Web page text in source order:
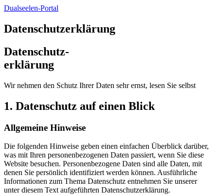
Dualseelen-Portal
Datenschutzerklärung
Datenschutz-
erklärung
Wir nehmen den Schutz Ihrer Daten sehr ernst, lesen Sie selbst
1. Datenschutz auf einen Blick
Allgemeine Hinweise
Die folgenden Hinweise geben einen einfachen Überblick darüber,
was mit Ihren personenbezogenen Daten passiert, wenn Sie diese
Website besuchen. Personenbezogene Daten sind alle Daten, mit
denen Sie persönlich identifiziert werden können. Ausführliche
Informationen zum Thema Datenschutz entnehmen Sie unserer
unter diesem Text aufgeführten Datenschutzerklärung.